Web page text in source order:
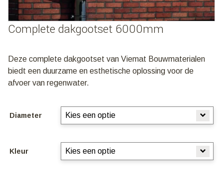
Complete dakgootset 6000mm
Deze complete dakgootset van Viemat Bouwmaterialen
biedt een duurzame en esthetische oplossing voor de
afvoer van regenwater.
Diameter
Kleur